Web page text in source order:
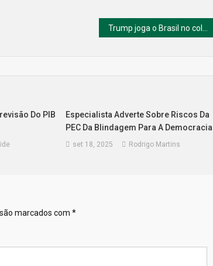
Do PIB
Especialista Adverte Sobre Riscos Da
PEC Da Blindagem Para A Democracia
set 18, 2025 Rodrigo Martins
marcados com *